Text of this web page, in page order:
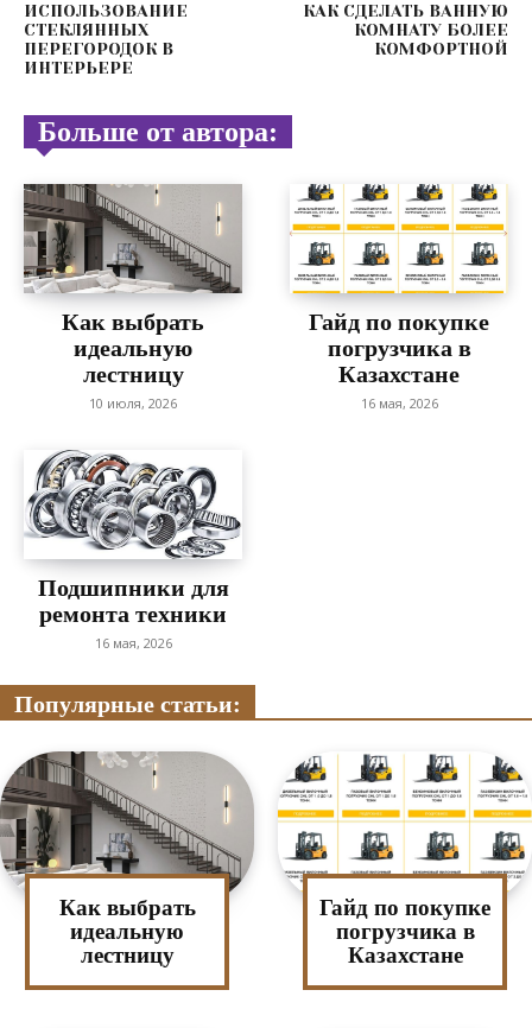
ИСПОЛЬЗОВАНИЕ
СТЕКЛЯННЫХ
ПЕРЕГОРОДОК В
ИНТЕРЬЕРЕ
КАК СДЕЛАТЬ ВАННУЮ
КОМНАТУ БОЛЕЕ
КОМФОРТНОЙ
Больше от автора:
Как выбрать
идеальную
лестницу
10 июля, 2026
Гайд по покупке
погрузчика в
Казахстане
16 мая, 2026
Подшипники для
ремонта техники
16 мая, 2026
Популярные статьи:
Как выбрать
идеальную
лестницу
Гайд по покупке
погрузчика в
Казахстане